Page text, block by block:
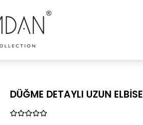
DÜĞME DETAYLI UZUN ELBİSE